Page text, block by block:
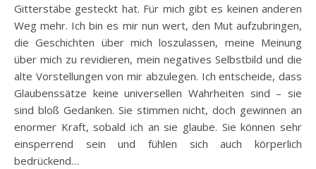
Gitterstäbe gesteckt hat. Für mich gibt es keinen anderen
Weg mehr. Ich bin es mir nun wert, den Mut aufzubringen,
die Geschichten über mich loszulassen, meine Meinung
über mich zu revidieren, mein negatives Selbstbild und die
alte Vorstellungen von mir abzulegen. Ich entscheide, dass
Glaubenssätze keine universellen Wahrheiten sind – sie
sind bloß Gedanken. Sie stimmen nicht, doch gewinnen an
enormer Kraft, sobald ich an sie glaube. Sie können sehr
einsperrend sein und fühlen sich auch körperlich
bedrückend…